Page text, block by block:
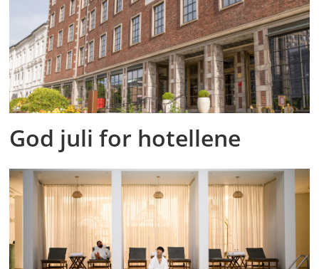
God juli for hotellene